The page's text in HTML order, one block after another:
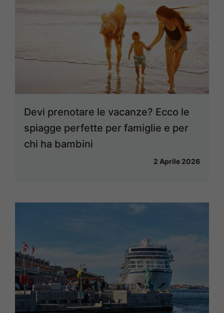
Devi prenotare le vacanze? Ecco le
spiagge perfette per famiglie e per
chi ha bambini
2 Aprile 2026